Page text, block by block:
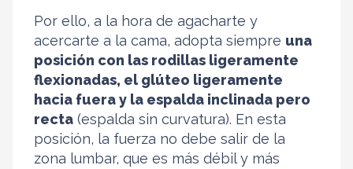
Por ello, a la hora de agacharte y
acercarte a la cama, adopta siempre una
posición con las rodillas ligeramente
flexionadas, el glúteo ligeramente
hacia fuera y la espalda inclinada pero
recta (espalda sin curvatura). En esta
posición, la fuerza no debe salir de la
zona lumbar, que es más débil y más